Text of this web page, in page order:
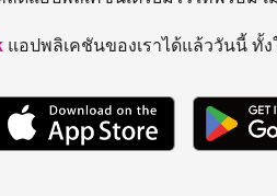
แอปพลิเคชันของเราได้แล้ววันนี้ ทั้ง